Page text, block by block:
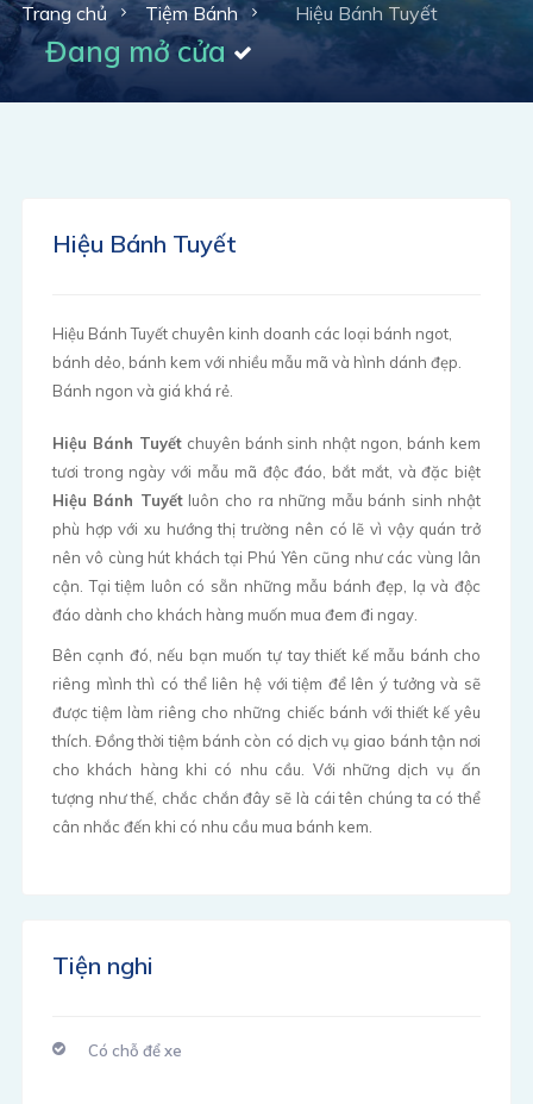
Trang chủ Tiệm Bánh Hiệu Bánh Tuyết
Đang mở cửa
Hiệu Bánh Tuyết
Hiệu Bánh Tuyết chuyên kinh doanh các loại bánh ngot,
bánh dẻo, bánh kem với nhiều mẫu mã và hình dánh đẹp.
Bánh ngon và giá khá rẻ.
Hiệu Bánh Tuyếtchuyên bánh sinh nhật ngon, bánh kem
tươi trong ngày với mẫu mã độc đáo, bắt mắt, và đặc biệt
Hiệu Bánh Tuyếtluôn cho ra những mẫu bánh sinh nhật
phù hợp với xu hướng thị trường nên có lẽ vì vậy quán trở
nên vô cùng hút khách tại Phú Yên cũng như các vùng lân
cận. Tại tiệm luôn có sẵn những mẫu bánh đẹp, lạ và độc
đáo dành cho khách hàng muốn mua đem đi ngay.
Bên cạnh đó, nếu bạn muốn tự tay thiết kế mẫu bánh cho
riêng mình thì có thể liên hệ với tiệm để lên ý tưởng và sẽ
được tiệm làm riêng cho những chiếc bánh với thiết kế yêu
thích. Đồng thời tiệm bánh còn có dịch vụ giao bánh tận nơi
cho khách hàng khi có nhu cầu. Với những dịch vụ ấn
tượng như thế, chắc chắn đây sẽ là cái tên chúng ta có thể
cân nhắc đến khi có nhu cầu mua bánh kem.
Tiện nghi
Có chỗ để xe